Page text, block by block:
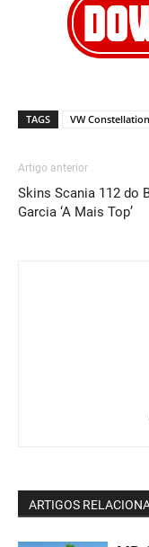
TAGS VW Constellation
Artigo anterior
Skins Scania 112 do
Garcia ‘A Mais Top’
ARTIGOS